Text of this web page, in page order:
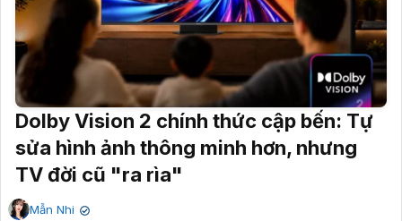
Dolby Vision 2 chính thức cập bến: Tự
sửa hình ảnh thông minh hơn, nhưng
TV đời cũ "ra rìa"
Mẫn Nhi ✔